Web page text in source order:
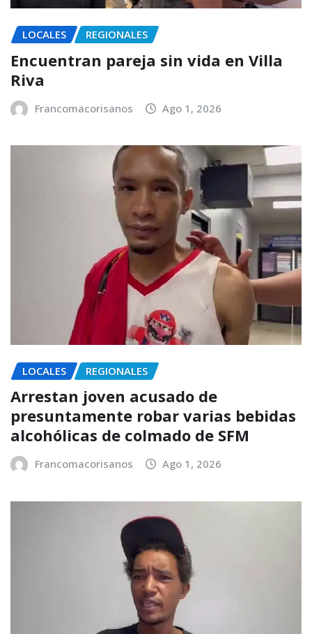
LOCALES REGIONALES
Encuentran pareja sin vida en Villa
Riva
Francomacorisanos Ago 1, 2026
LOCALES REGIONALES
Arrestan joven acusado de
presuntamente robar varias bebidas
alcohólicas de colmado de SFM
Francomacorisanos Ago 1, 2026